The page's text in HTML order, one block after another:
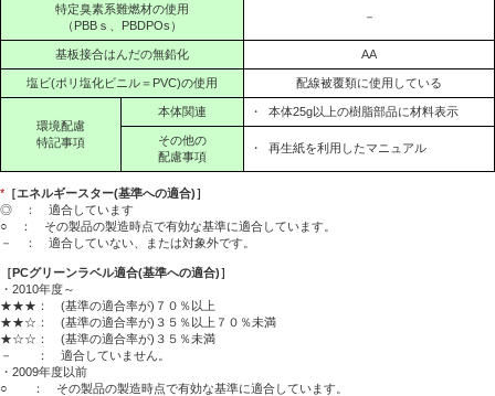
特定臭素系難燃材の使用
（PBBｓ、PBDPOs）
－
基板接合はんだの無鉛化 AA
塩ビ(ポリ塩化ビニル＝PVC)の使用 配線被覆類に使用している
環境配慮
特記事項
本体関連 ・ 本体25g以上の樹脂部品に材料表示
その他の
配慮事項
・ 再生紙を利用したマニュアル
* ［エネルギースター(基準への適合)］
◎ ： 適合しています
○ ： その製品の製造時点で有効な基準に適合しています。
－ ： 適合していない、または対象外です。
［PCグリーンラベル適合(基準への適合)］
・2010年度～
★★★： (基準の適合率が)７０％以上
★★☆： (基準の適合率が)３５％以上７０％未満
★☆☆： (基準の適合率が)３５％未満
－ ： 適合していません。
・2009年度以前
○ ： その製品の製造時点で有効な基準に適合しています。